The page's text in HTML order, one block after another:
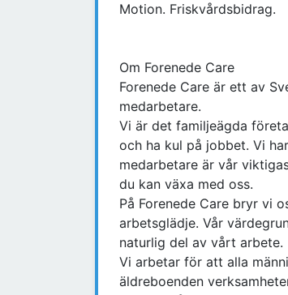
Motion. Friskvårdsbidrag.
Om Forenede Care
Forenede Care är ett av
medarbetare.
Vi är det familjeägda
och ha kul på jobbet. Vi
medarbetare är vår
du kan växa med oss.
På Forenede Care bryr vi
arbetsglädje. Vår
naturlig del av vårt arbete.
Vi arbetar för att alla
äldreboenden